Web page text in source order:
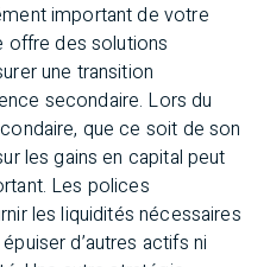
important de votre
offre des solutions
une transition
secondaire. Lors du
que ce soit de son
les gains en capital peut
Les polices
les liquidités nécessaires
d’autres actifs ni